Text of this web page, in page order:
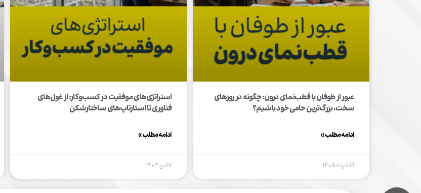
عبور از طوفان با قطب‌نمای درون: چگونه در روزهای
سخت، بزرگ‌ترین حامی خود باشیم؟
ادامه مطلب »
19خرداد1405
استراتژی‌های موفقیت در کسب‌وکار: از غول‌های
فناوری تا استارتاپ‌های ساختارشکن
ادامه مطلب »
17دی1404